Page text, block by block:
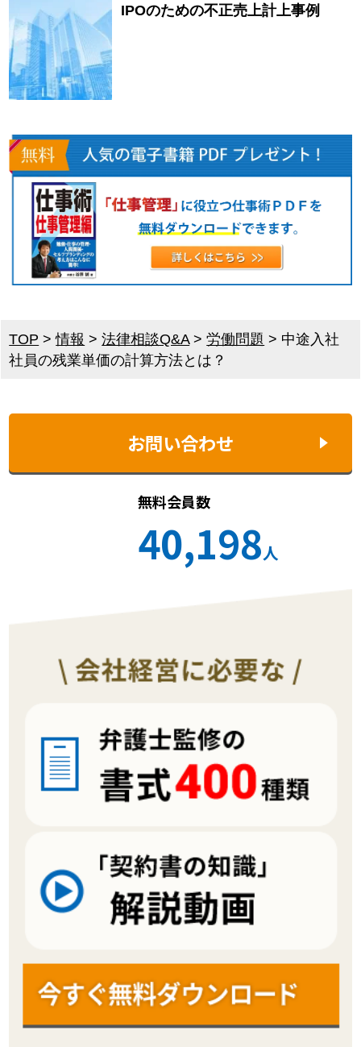
IPOのための不正売上計上事例
TOP >情報 >法律相談Q&A>労働問題 > 中途入社
社員の残業単価の計算方法とは？
お問い合わせ
無料会員数
40,198人